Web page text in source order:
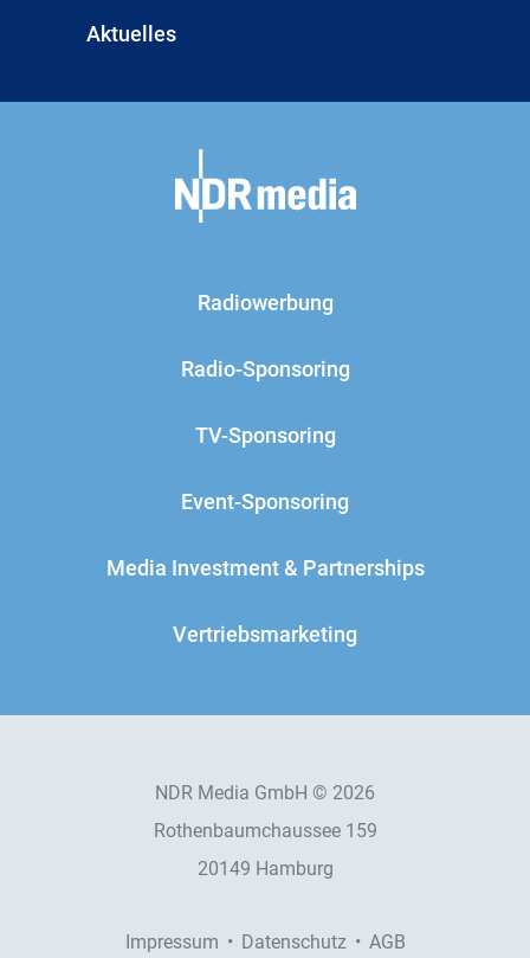
Aktuelles
Radiowerbung
Radio-Sponsoring
TV-Sponsoring
Event-Sponsoring
Media Investment & Partnerships
Vertriebsmarketing
NDR Media GmbH © 2026
Rothenbaumchaussee 159
20149 Hamburg
Impressum Datenschutz AGB